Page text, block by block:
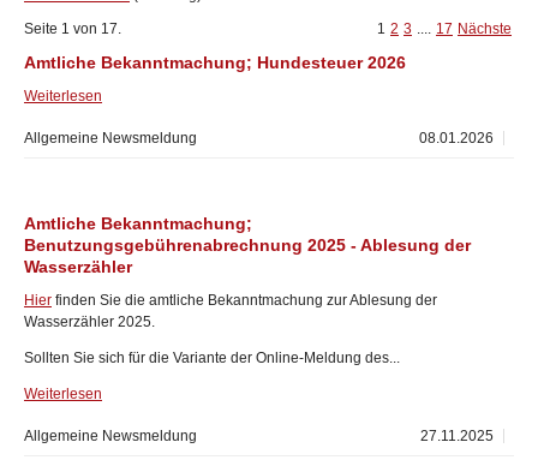
Seite 1 von 17.
1 2 3 .... 17 Nächste
Amtliche Bekanntmachung; Hundesteuer 2026
Weiterlesen
08.01.2026
Allgemeine Newsmeldung
Amtliche Bekanntmachung;
Benutzungsgebührenabrechnung 2025 - Ablesung der
Wasserzähler
Hier finden Sie die amtliche Bekanntmachung zur Ablesung der
Wasserzähler 2025.
Sollten Sie sich für die Variante der Online-Meldung des...
Weiterlesen
27.11.2025
Allgemeine Newsmeldung